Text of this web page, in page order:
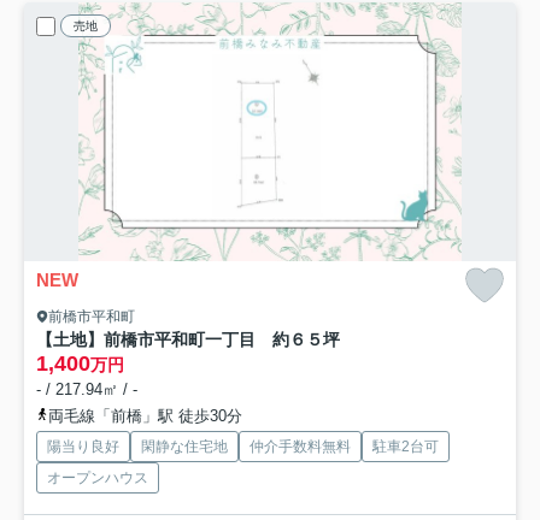
売地
NEW
前橋市平和町
【土地】前橋市平和町一丁目 約６５坪
1,400万円
- / 217.94㎡ / -
両毛線「前橋」駅 徒歩30分
陽当り良好 閑静な住宅地 仲介手数料無料
駐車2台可
オープンハウス